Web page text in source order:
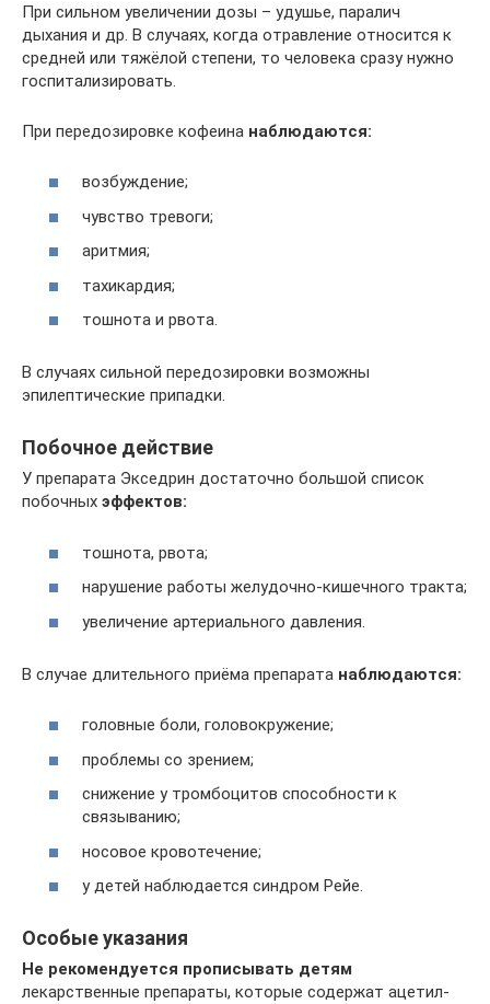
При сильном увеличении дозы – удушье, паралич
дыхания и др. В случаях, когда отравление относится к
средней или тяжёлой степени, то человека сразу нужно
госпитализировать.
При передозировке кофеина наблюдаются:
возбуждение;
чувство тревоги;
аритмия;
тахикардия;
тошнота и рвота.
В случаях сильной передозировки возможны
эпилептические припадки.
Побочное действие
У препарата Экседрин достаточно большой список
побочных эффектов:
тошнота, рвота;
нарушение работы желудочно-кишечного тракта;
увеличение артериального давления.
В случае длительного приёма препарата наблюдаются:
головные боли, головокружение;
проблемы со зрением;
снижение у тромбоцитов способности к
связыванию;
носовое кровотечение;
у детей наблюдается синдром Рейе.
Особые указания
Не рекомендуется прописывать детям
лекарственные препараты, которые содержат ацетил-